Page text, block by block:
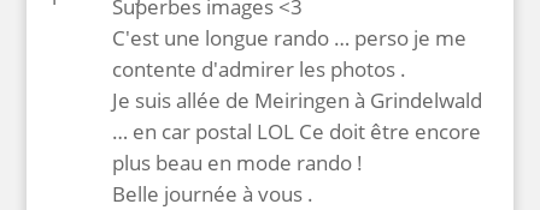
Superbes images <3
C'est une longue rando … perso je me
contente d'admirer les photos .
Je suis allée de Meiringen à Grindelwald
… en car postal LOL Ce doit être encore
plus beau en mode rando !
Belle journée à vous .